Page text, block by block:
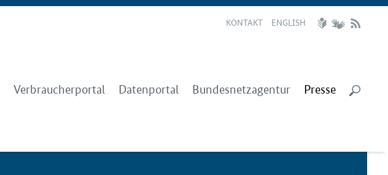
KONTAKT ENGLISH
Verbraucherportal Datenportal Bundesnetzagentur Presse